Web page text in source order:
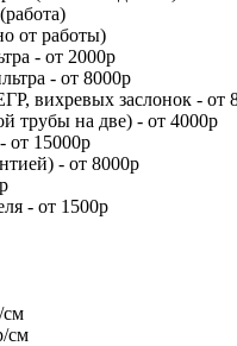
от работы)
- от 2000р
- от 8000р
вихревых заслонок - от
трубы на две) - от 4000р
от 15000р
- от 8000р
- от 1500р
см
см